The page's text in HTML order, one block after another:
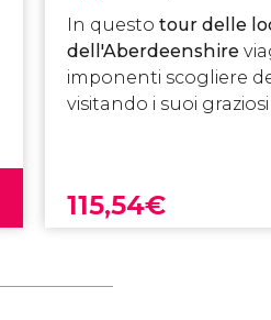
In questo tour delle
dell'Aberdeenshire
imponenti scogliere
visitando i suoi
115,54€